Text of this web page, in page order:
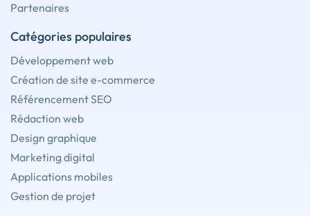
Partenaires
Catégories populaires
Développement web
Création de site e-commerce
Référencement SEO
Rédaction web
Design graphique
Marketing digital
Applications mobiles
Gestion de projet